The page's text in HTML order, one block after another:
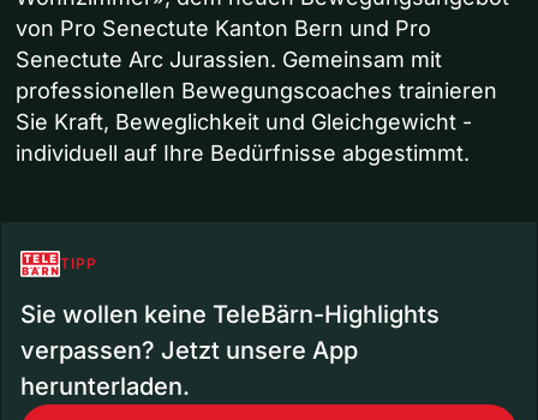
von Pro Senectute Kanton Bern und Pro
Senectute Arc Jurassien. Gemeinsam mit
professionellen Bewegungscoaches trainieren
Sie Kraft, Beweglichkeit und Gleichgewicht -
individuell auf Ihre Bedürfnisse abgestimmt.
TIPP
Sie wollen keine TeleBärn-Highlights
verpassen? Jetzt unsere App
herunterladen.